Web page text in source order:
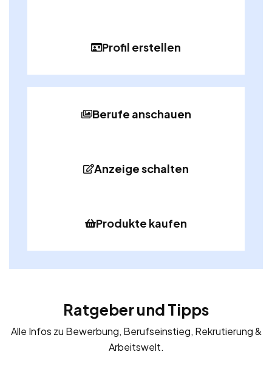
Profil erstellen
Berufe anschauen
Anzeige schalten
Produkte kaufen
Ratgeber und Tipps
Alle Infos zu Bewerbung, Berufseinstieg, Rekrutierung &
Arbeitswelt.